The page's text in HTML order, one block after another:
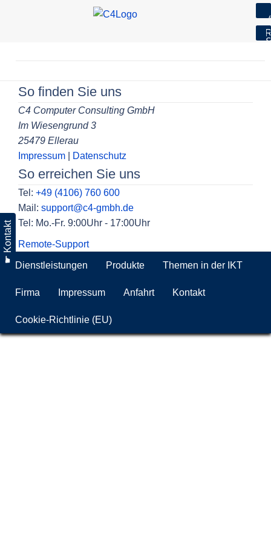
☛ Kontakt
So finden Sie uns
C4 Computer Consulting GmbH
Im Wiesengrund 3
25479 Ellerau
Impressum
Datenschutz
So erreichen Sie uns
Tel: +49 (4106) 760 600
Mail: support@c4-gmbh.de
Tel: Mo.-Fr. 9:00Uhr - 17:00Uhr
Remote-Support
Dienstleistungen Produkte Themen in der IKT
Firma Impressum Anfahrt Kontakt
Cookie-Richtlinie (EU)